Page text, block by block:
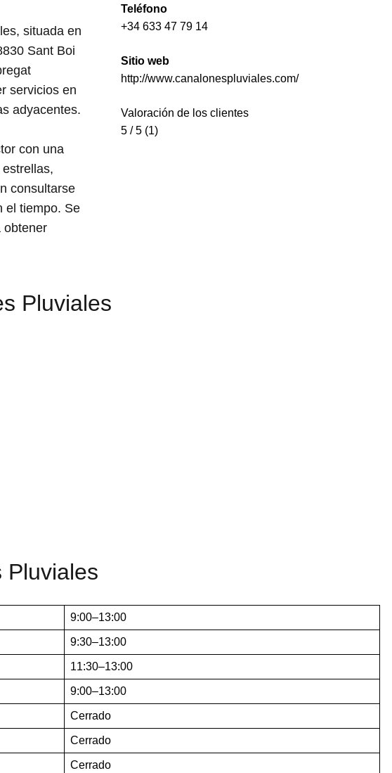
situada en
Sant Boi
servicios en
adyacentes.
con una
consultarse
el tiempo. Se
obtener
Teléfono
+34 633 47 79 14
Sitio web
http://www.canalonespluviales.com/
Valoración de los clientes
5 / 5 (1)
Pluviales
Pluviales
9:00–13:00
9:30–13:00
11:30–13:00
9:00–13:00
Cerrado
Cerrado
Cerrado